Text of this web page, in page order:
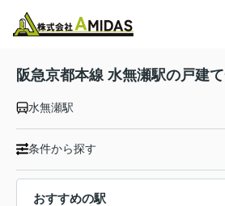
阪急京都本線 水無瀬駅の戸建
水無瀬駅
条件から探す
おすすめの駅